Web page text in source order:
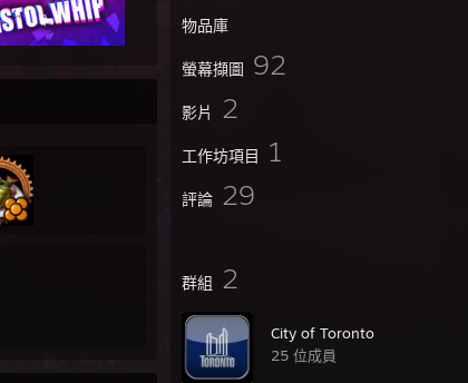
物品庫
螢幕擷圖 92
影片 2
工作坊項目 1
評論 29
群組 2
City of Toronto
25 位成員